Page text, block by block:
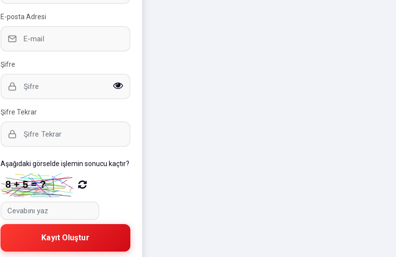
E-posta Adresi
Şifre
Şifre Tekrar
Aşağıdaki görselde işlemin sonucu kaçtır?
Kayıt Oluştur